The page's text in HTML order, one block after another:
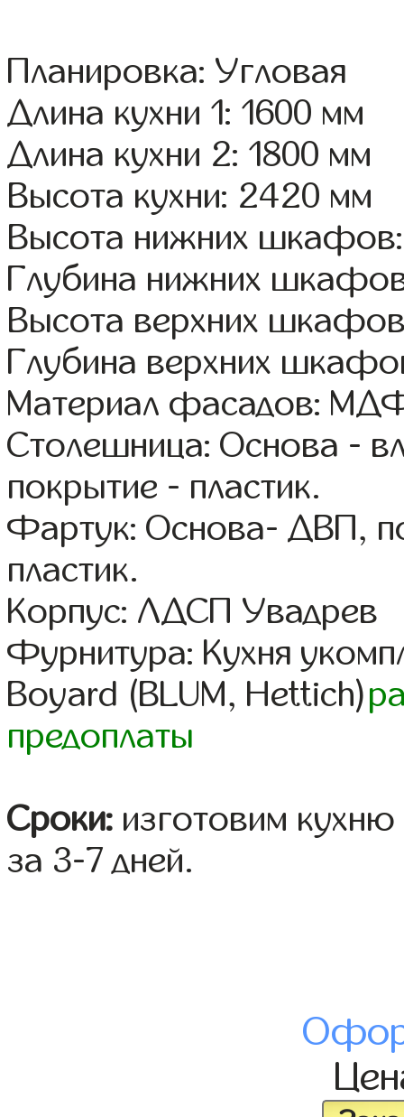
Планировка: Угловая
Длина кухни 1: 1600 мм
Длина кухни 2: 1800 мм
Высота кухни: 2420 мм
Высота нижних
Глубина нижних
Высота верхних
Глубина верхних
Материал фасадов:
Столешница: Основа -
покрытие - пластик.
Фартук: Основа- ДВП,
пластик.
Корпус: ЛДСП Увадрев
Фурнитура: Кухня
Boyard (BLUM, Hettich)
предоплаты
Сроки: изготовим
за 3-7 дней.